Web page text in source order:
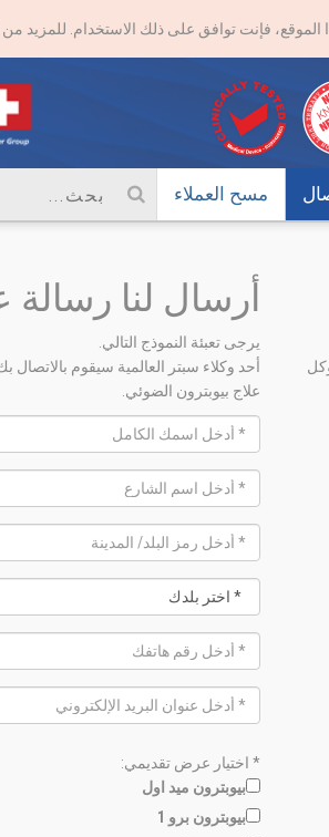
الموقع، فإنت توافق على ذلك الاستخدام. للمزيد
مسح العملاء
أرسال لنا رسالة
يرجى تعبئة النموذج التالي.
أحد وكلاء سبتر العالمية سيقوم
علاج بيوبترون الضوئي.
* اختيار عرض تقديمي:
بيوبترون ميد اول
بيوبترون برو 1